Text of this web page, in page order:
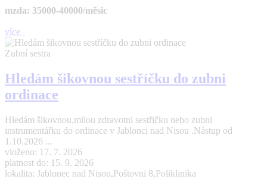
mzda: 35000-40000/měsic
více
Zubní sestra
Hledám šikovnou sestříčku do zubni
ordinace
Hledám šikovnou,milou zdravotni sestřičku nebo zubni
instrumentářku do ordinace v Jablonci nad Nisou .Nástup od
1.10.2026 ...
vloženo: 17. 7. 2026
platnost do: 15. 9. 2026
lokalita: Jablonec nad Nisou,Poštovni 8,Poliklinika